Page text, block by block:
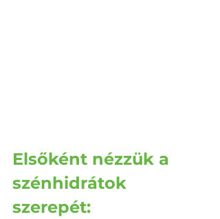
Elsőként nézzük a
szénhidrátok
szerepét: